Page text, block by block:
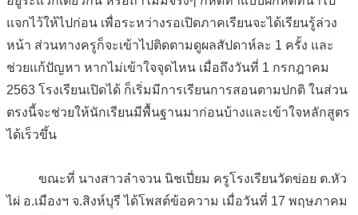
แจกไว้ให้ไปก่อน เพื่อระหว่างรอเปิดภาคเรียนจะได้เรียนรู้ล่วง
หน้า ส่วนทางครูก็จะเข้าไปติดตามดูผลสัปดาห์ละ 1 ครั้ง และ
ช่วยแก้ปัญหา หากไม่เข้าใจจุดไหน เมื่อถึงวันที่ 1 กรกฎาคม
2563 โรงเรียนเปิดได้ ก็เริ่มมีการเรียนการสอนตามปกติ ในส่วน
ตรงนี้จะช่วยให้นักเรียนมีพื้นฐานมาก่อนบ้างและเข้าใจหลักสูตร
ได้เร็วขึ้น
ขณะที่ นางสาวลำจวน นิชเปี่ยม ครูโรงเรียนวัดข่อย ต.หัว
ไผ่ อ.เมืองฯ จ.สิงห์บุรี ได้โพสต์ข้อความ เมื่อวันที่ 17 พฤษภาคม